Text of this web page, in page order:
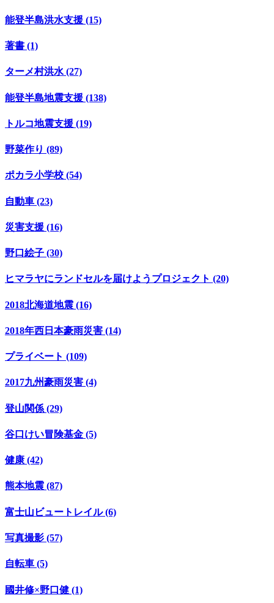
能登半島洪水支援 (15)
著書 (1)
ターメ村洪水 (27)
能登半島地震支援 (138)
トルコ地震支援 (19)
野菜作り (89)
ポカラ小学校 (54)
自動車 (23)
災害支援 (16)
野口絵子 (30)
ヒマラヤにランドセルを届けようプロジェクト (20)
2018北海道地震 (16)
2018年西日本豪雨災害 (14)
プライベート (109)
2017九州豪雨災害 (4)
登山関係 (29)
谷口けい冒険基金 (5)
健康 (42)
熊本地震 (87)
富士山ビュートレイル (6)
写真撮影 (57)
自転車 (5)
國井修×野口健 (1)